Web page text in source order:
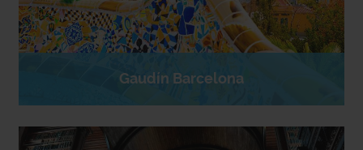
Gaudín Barcelona